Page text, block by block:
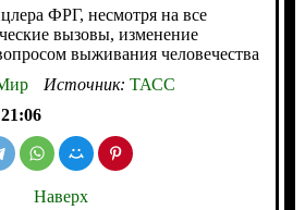
ФРГ, несмотря на все
вызовы, изменение
выживания человечества
Источник: ТАСС
Наверх